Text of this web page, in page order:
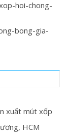
xuất mút xốp
HCM